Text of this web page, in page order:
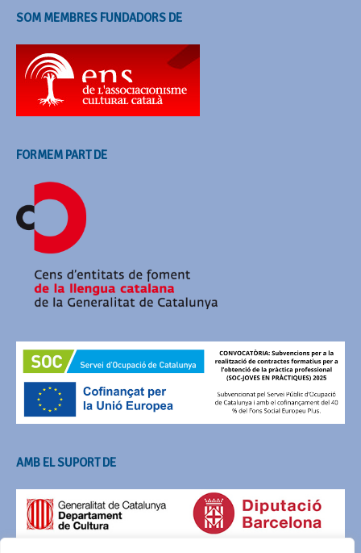
SOM MEMBRES FUNDADORS DE
FORMEM PART DE
AMB EL SUPORT DE